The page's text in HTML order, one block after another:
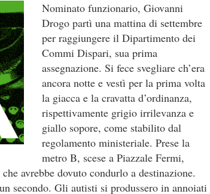
Nominato funzionario, Giovanni
Drogo partì una mattina di settembre
per raggiungere il Dipartimento dei
Commi Dispari, sua prima
assegnazione. Si fece svegliare ch’era
ancora notte e vestì per la prima volta
la giacca e la cravatta d’ordinanza,
rispettivamente grigio irrilevanza e
giallo sopore, come stabilito dal
regolamento ministeriale. Prese la
metro B, scese a Piazzale Fermi,
avrebbe dovuto condurlo a destinazione.
secondo. Gli autisti si produssero in annoiati